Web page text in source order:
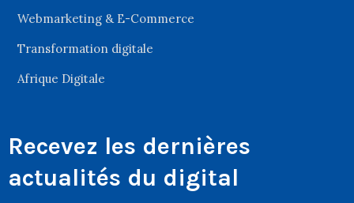
Webmarketing & E-Commerce
Transformation digitale
Afrique Digitale
Recevez les dernières
actualités du digital